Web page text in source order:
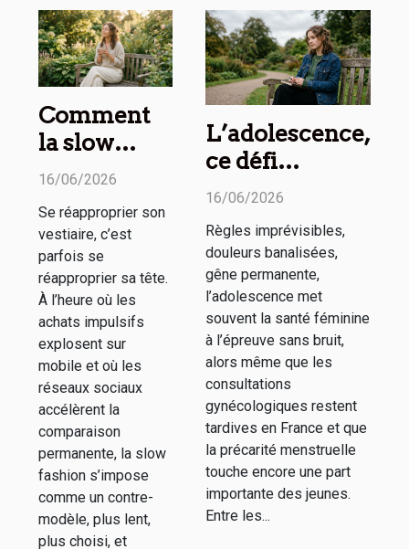
Comment
la slow
fashion
une
meilleure
santé
mentale
16/06/2026
Se réapproprier son
vestiaire, c’est
parfois se
réapproprier sa tête.
À l’heure où les
achats impulsifs
explosent sur
mobile et où les
réseaux sociaux
accélèrent la
comparaison
permanente, la slow
fashion s’impose
comme un contre-
modèle, plus lent,
plus choisi, et
L’adolescence,
ce défi
invisible pour
féminine au
quotidien
16/06/2026
Règles imprévisibles,
douleurs banalisées,
gêne permanente,
l’adolescence met
souvent la santé féminine
à l’épreuve sans bruit,
alors même que les
consultations
gynécologiques restent
tardives en France et que
la précarité menstruelle
touche encore une part
importante des jeunes.
Entre les...